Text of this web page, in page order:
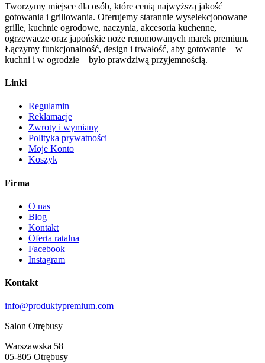
Tworzymy miejsce dla osób, które cenią najwyższą jakość
gotowania i grillowania. Oferujemy starannie wyselekcjonowane
grille, kuchnie ogrodowe, naczynia, akcesoria kuchenne,
ogrzewacze oraz japońskie noże renomowanych marek premium.
Łączymy funkcjonalność, design i trwałość, aby gotowanie – w
kuchni i w ogrodzie – było prawdziwą przyjemnością.
Linki
Regulamin
Reklamacje
Zwroty i wymiany
Polityka prywatności
Moje Konto
Koszyk
Firma
O nas
Blog
Kontakt
Oferta ratalna
Facebook
Instagram
Kontakt
info@produktypremium.com
Salon Otrębusy
Warszawska 58
05-805 Otrębusy